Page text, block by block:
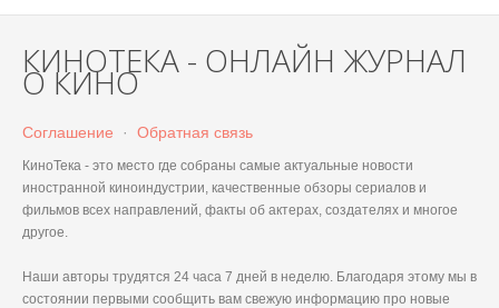
КИНОТЕКА - ОНЛАЙН ЖУРНАЛ
О КИНО
Соглашение · Обратная связь
КиноТека - это место где собраны самые актуальные новости
иностранной киноиндустрии, качественные обзоры сериалов и
фильмов всех направлений, факты об актерах, создателях и многое
другое.
Наши авторы трудятся 24 часа 7 дней в неделю. Благодаря этому мы в
состоянии первыми сообщить вам свежую информацию про новые